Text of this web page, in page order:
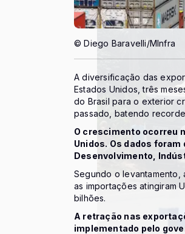
© Diego Baravelli/MInfra
A diversificação das
Estados Unidos, três
do Brasil para o exterior
passado, batendo
O crescimento ocorreu
Unidos. Os dados
Desenvolvimento,
Segundo o levantamento,
as importações atingiram
bilhões.
A retração nas
implementado pelo